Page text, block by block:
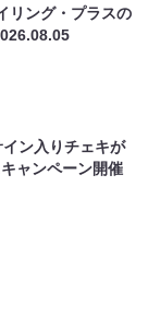
リング・プラスの
ン入りチェキが
ャンペーン開催